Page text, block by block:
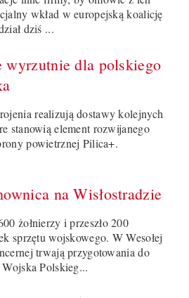
wkład w europejską koalicję
dziś ...
wyrzutnie dla polskiego
realizują dostawy kolejnych
stanowią element rozwijanego
powietrznej Pilica+.
na Wisłostradzie
żołnierzy i przeszło 200
sprzętu wojskowego. W Wesołej
trwają przygotowania do
Polskieg...